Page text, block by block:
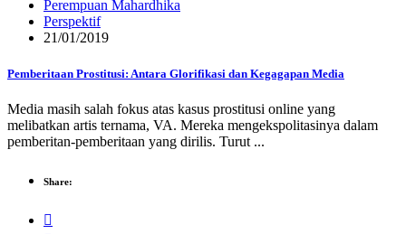
Perempuan Mahardhika
Perspektif
21/01/2019
Pemberitaan Prostitusi: Antara Glorifikasi dan Kegagapan Media
Media masih salah fokus atas kasus prostitusi online yang
melibatkan artis ternama, VA. Mereka mengekspolitasinya dalam
pemberitan-pemberitaan yang dirilis. Turut ...
Share: